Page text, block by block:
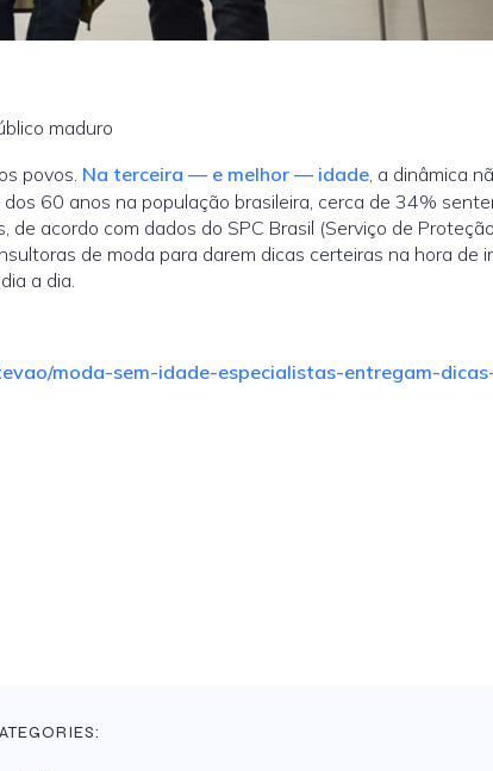
maduro
povos. Na terceira — e melhor — idade, a dinâmica
60 anos na população brasileira, cerca de 34%
acordo com dados do SPC Brasil (Serviço de
de moda para darem dicas certeiras na hora de
a dia.
moda-sem-idade-especialistas-entregam-